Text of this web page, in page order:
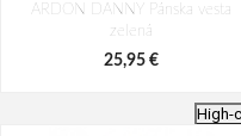
ARDON DANNY Pánska vesta
zelená
25,95 €
High-